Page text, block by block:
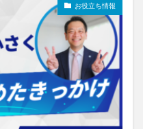
お役立ち情報